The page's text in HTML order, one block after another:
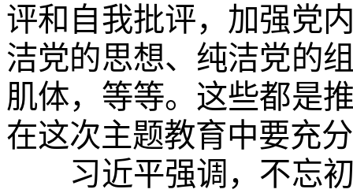
评和自我批评，加强党
洁党的思想、纯洁党的
肌体，等等。这些都是
在这次主题教育中要充
习近平强调，不忘初